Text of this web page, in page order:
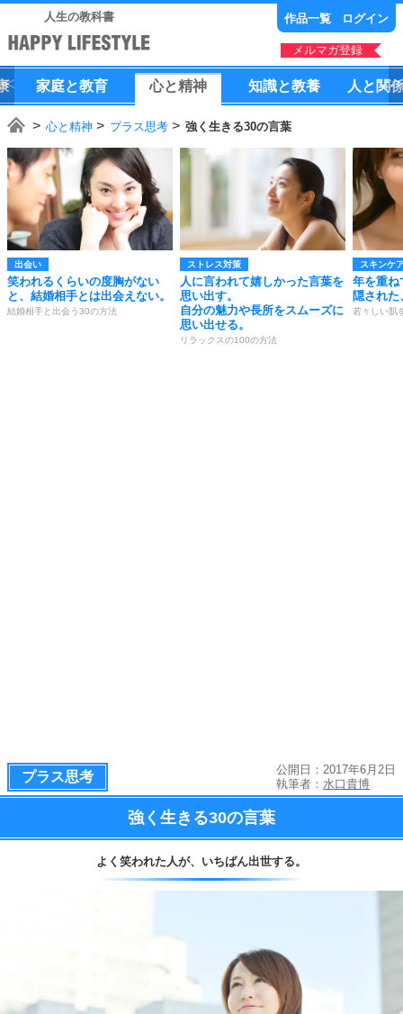
人生の教科書 作品一覧 ログイン
メルマガ登録
家庭と教育 心と精神 知識と教養 人 と 関
心と精神 プラス思考 強く生きる30の言葉
出会い
笑われるくらいの度胸がない
と、結婚相手とは出会えない。
結婚相手と出会う30の方法
ストレス対策
人に言われて嬉しかった言葉を
思い出す。
自分の魅力や長所をスムーズに
思い出せる。
リラックスの100の方法
スキンケ
年を重ね
隠され
若々しい肌
プラス思考
公開日：2017年6月2日
執筆者： 水口貴博
強く生きる30の言葉
よく笑われた人が、 いちばん出世する。